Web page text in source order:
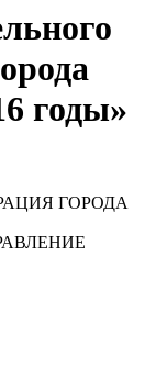
годы»
ГОРОДА